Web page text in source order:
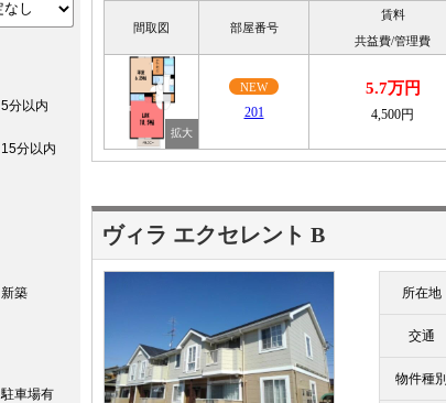
間取図 部屋番号
賃料
共益費/管理費
NEW
201
5.7万円
4,500円
ヴィラ エクセレント B
所在地
交通
物件種別
5分以内
15分以内
新築
駐車場有